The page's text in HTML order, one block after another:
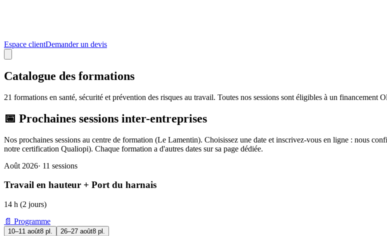
Espace clientDemander un devis
Catalogue des formations
21 formations en santé, sécurité et prévention des risques au travail. Toutes nos sessions sont éligibles à un financement
📅 Prochaines sessions inter-entreprises
Nos prochaines sessions au centre de formation (Le Lamentin). Choisissez une date et inscrivez-vous en ligne : nous
notre certification Qualiopi). Chaque formation a d'autres dates sur sa page dédiée.
Août 2026· 11 sessions
Travail en hauteur + Port du harnais
14 h (2 jours)
📄 Programme
10–11 août8 pl. 26–27 août8 pl.